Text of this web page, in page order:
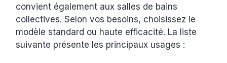
convient également aux salles de bains
collectives. Selon vos besoins, choisissez le
modèle standard ou haute efficacité. La liste
suivante présente les principaux usages :